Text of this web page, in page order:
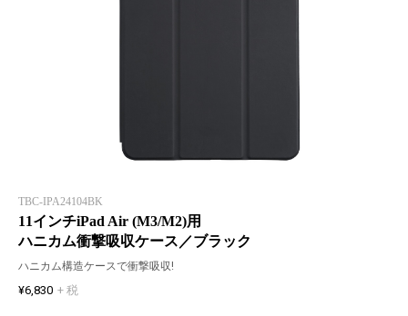
TBC-IPA24104BK
11インチiPad Air (M3/M2)用
ハニカム衝撃吸収ケース／ブラック
ハニカム構造ケースで衝撃吸収!
¥6,830 + 税